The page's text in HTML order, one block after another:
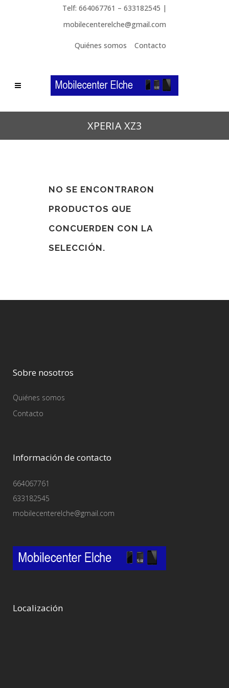
Telf: 664067761 – 633182545 |
mobilecenterelche@gmail.com
Quiénes somos Contacto
XPERIA XZ3
NO SE ENCONTRARON
PRODUCTOS QUE
CONCUERDEN CON LA
SELECCIÓN.
Sobre nosotros
Quiénes somos
Contacto
Información de contacto
664067761
633182545
mobilecenterelche@gmail.com
Localización